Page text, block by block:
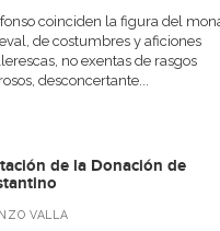
coinciden la figura del
de costumbres y aficiones
no exentas de rasgos
desconcertante...
de la Donación de
VALLA